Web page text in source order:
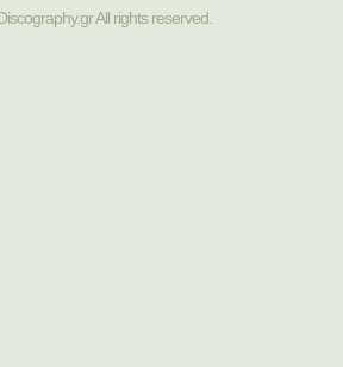
All rights reserved.